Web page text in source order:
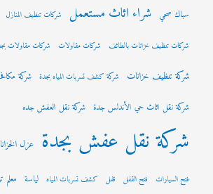
سباك صحي شراء اثاث مستعمل شركات تنظيف المنازل
شركات تنظيف خزانات بالطائف شركات مقاولات شركات مقاولات
شركة تنظيف خزانات شركة كشف تسربات المياه بجدة شركة
شركة نقل اثاث حي الأندلس جدة شركة نقل العفش جده
شركة نقل عفش بجدة عزل
فتح السيارات فتح القفل قفل كشف تسربات المياه لياسة